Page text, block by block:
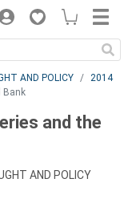
AND POLICY
2014
Bank
and the
AND POLICY